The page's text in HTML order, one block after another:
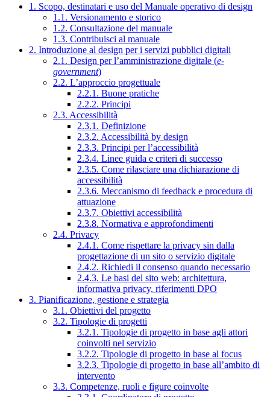
1. Scopo, destinatari e uso del Manuale operativo di design
1.1. Versionamento e storico
1.2. Consultazione del manuale
1.3. Contribuisci al manuale
2. Introduzione al design per i servizi pubblici digitali
2.1. Design per l’amministrazione digitale (e-
government)
2.2. L’approccio progettuale
2.2.1. Buone pratiche
2.2.2. Principi
2.3. Accessibilità
2.3.1. Definizione
2.3.2. Accessibilità by design
2.3.3. Principi per l’accessibilità
2.3.4. Linee guida e criteri di successo
2.3.5. Come rilasciare una dichiarazione di
accessibilità
2.3.6. Meccanismo di feedback e procedura di
attuazione
2.3.7. Obiettivi accessibilità
2.3.8. Normativa e approfondimenti
2.4. Privacy
2.4.1. Come rispettare la privacy sin dalla
progettazione di un sito o servizio digitale
2.4.2. Richiedi il consenso quando necessario
2.4.3. Le basi del sito web: architettura,
informativa privacy, riferimenti DPO
3. Pianificazione, gestione e strategia
3.1. Obiettivi del progetto
3.2. Tipologie di progetti
3.2.1. Tipologie di progetto in base agli attori
coinvolti nel servizio
3.2.2. Tipologie di progetto in base al focus
3.2.3. Tipologie di progetto in base all’ambito di
intervento
3.3. Competenze, ruoli e figure coinvolte